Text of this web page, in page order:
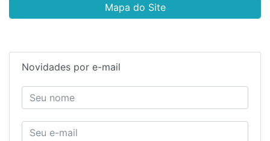
Mapa do Site
Novidades por e-mail